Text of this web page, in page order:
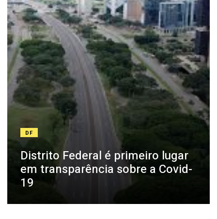
DF
Distrito Federal é primeiro lugar
em transparência sobre a Covid-
19